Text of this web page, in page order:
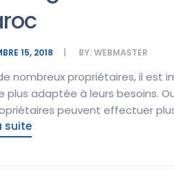
15, 2018 BY:WEBMASTER
nombreux propriétaires, il est
plus adaptée à leurs besoins.
peuvent effectuer
suite